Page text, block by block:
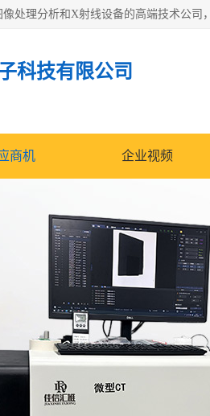
科技有限公司
商机 企业视频